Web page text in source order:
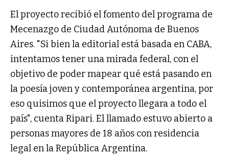
El proyecto recibió el fomento del programa de
Mecenazgo de Ciudad Autónoma de Buenos
Aires. "Si bien la editorial está basada en CABA,
intentamos tener una mirada federal, con el
objetivo de poder mapear qué está pasando en
la poesía joven y contemporánea argentina, por
eso quisimos que el proyecto llegara a todo el
país", cuenta Ripari. El llamado estuvo abierto a
personas mayores de 18 años con residencia
legal en la República Argentina.